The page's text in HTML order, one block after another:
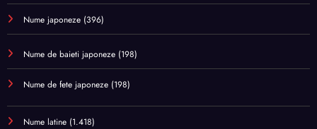
Nume japoneze (396)
Nume de baieti japoneze (198)
Nume de fete japoneze (198)
Nume latine (1.418)